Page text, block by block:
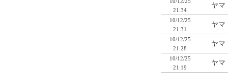
21:34
ヤマ
10/12/25
21:31
ヤマ
10/12/25
21:28
ヤマ
10/12/25
21:19
ヤマ